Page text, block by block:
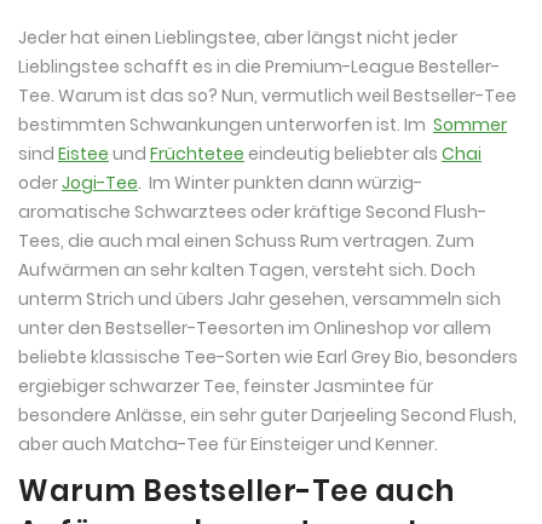
Jeder hat einen Lieblingstee, aber längst nicht jeder
Lieblingstee schafft es in die Premium-League Besteller-
Tee. Warum ist das so? Nun, vermutlich weil Bestseller-Tee
bestimmten Schwankungen unterworfen ist. Im Sommer
sind Eistee und Früchtetee eindeutig beliebter als Chai
oderJogi-Tee. Im Winter punkten dann würzig-
aromatische Schwarztees oder kräftige Second Flush-
Tees, die auch mal einen Schuss Rum vertragen. Zum
Aufwärmen an sehr kalten Tagen, versteht sich. Doch
unterm Strich und übers Jahr gesehen, versammeln sich
unter den Bestseller-Teesorten im Onlineshop vor allem
beliebte klassische Tee-Sorten wie Earl Grey Bio, besonders
ergiebiger schwarzer Tee, feinster Jasmintee für
besondere Anlässe, ein sehr guter Darjeeling Second Flush,
aber auch Matcha-Tee für Einsteiger und Kenner.
Warum Bestseller-Tee auch